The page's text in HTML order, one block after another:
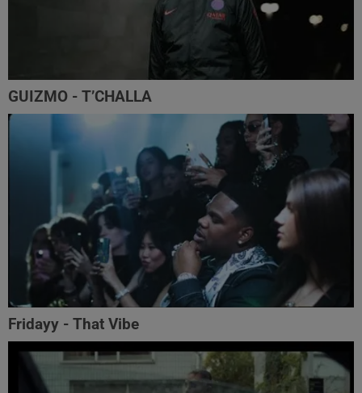
GUIZMO - T’CHALLA
Fridayy - That Vibe